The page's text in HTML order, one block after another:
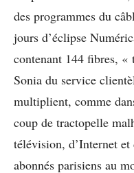
des programmes du
jours d’éclipse
contenant 144 fibres,
Sonia du service
multiplient, comme
coup de tractopelle
télévision, d’Internet
abonnés parisiens au